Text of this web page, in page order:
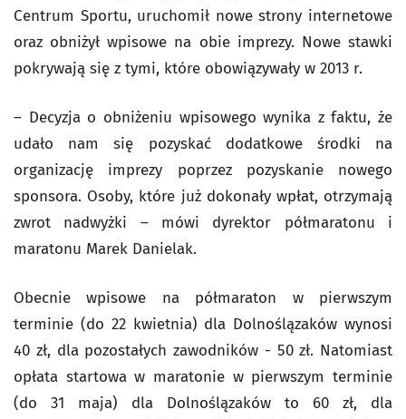
Centrum Sportu, uruchomił nowe strony internetowe
oraz obniżył wpisowe na obie imprezy. Nowe stawki
pokrywają się z tymi, które obowiązywały w 2013 r.
– Decyzja o obniżeniu wpisowego wynika z faktu, że
udało nam się pozyskać dodatkowe środki na
organizację imprezy poprzez pozyskanie nowego
sponsora. Osoby, które już dokonały wpłat, otrzymają
zwrot nadwyżki – mówi dyrektor półmaratonu i
maratonu Marek Danielak.
Obecnie wpisowe na półmaraton w pierwszym
terminie (do 22 kwietnia) dla Dolnoślązaków wynosi
40 zł, dla pozostałych zawodników - 50 zł. Natomiast
opłata startowa w maratonie w pierwszym terminie
(do 31 maja) dla Dolnoślązaków to 60 zł, dla